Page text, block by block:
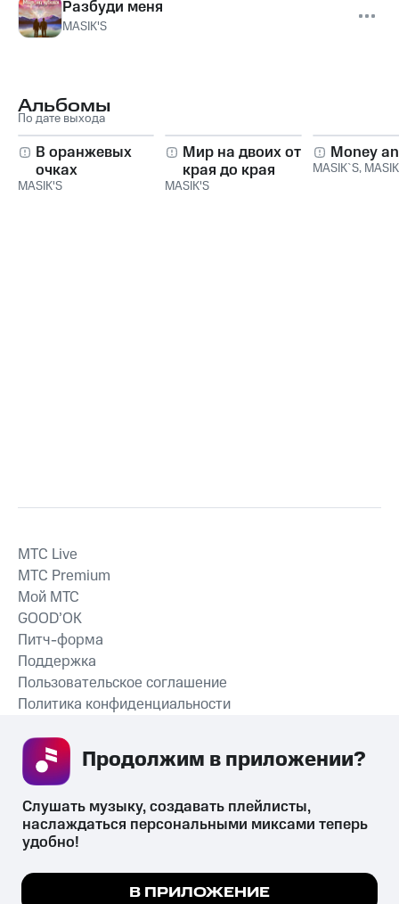
Разбуди меня
MASIK'S
Альбомы
По дате выхода
В оранжевых
очках
MASIK'S
Мир на двоих от
края до края
MASIK'S
Money
MASIK`S,
СКАЧАТЬ ПРИЛОЖЕНИЕ
MTС Live
MTС Premium
Мой МТС
GOOD’OK
Питч-форма
Поддержка
Пользовательское соглашение
Политика конфиденциальности
психотропных веществ, их аналогов причиняет вред здоровью,
их незаконный оборот запрещён и влечёт установленную
Мы используем куки, чтобы на сайте все
Слушать музыку, создавать плейлисты,
наслаждаться персональными миксами теперь
удобно!
В ПРИЛОЖЕНИЕ